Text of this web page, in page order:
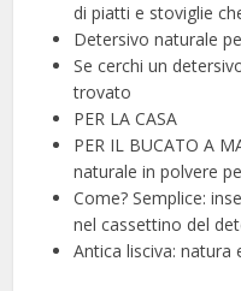
di piatti e stoviglie
Detersivo naturale
Se cerchi un
trovato
PER LA CASA
PER IL BUCATO A
naturale in polvere
Come? Semplice:
nel cassettino del
Antica lisciva: natura